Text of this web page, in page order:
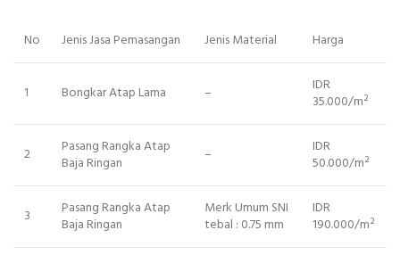
No Jenis Jasa Pemasangan Jenis Material Harga
1 Bongkar Atap Lama –
IDR
35.000/m²
2
Pasang Rangka Atap
Baja Ringan
–
IDR
50.000/m²
3
Pasang Rangka Atap
Baja Ringan
Merk Umum SNI
tebal : 0.75 mm
IDR
190.000/m²